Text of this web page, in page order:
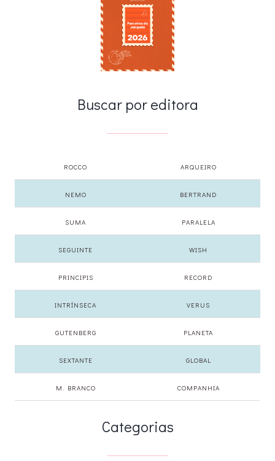
Buscar por editora
ROCCO ARQUEIRO
NEMO BERTRAND
SUMA PARALELA
SEGUINTE WISH
PRINCIPIS RECORD
INTRÍNSECA VERUS
GUTENBERG PLANETA
SEXTANTE GLOBAL
M. BRANCO COMPANHIA
Categorias